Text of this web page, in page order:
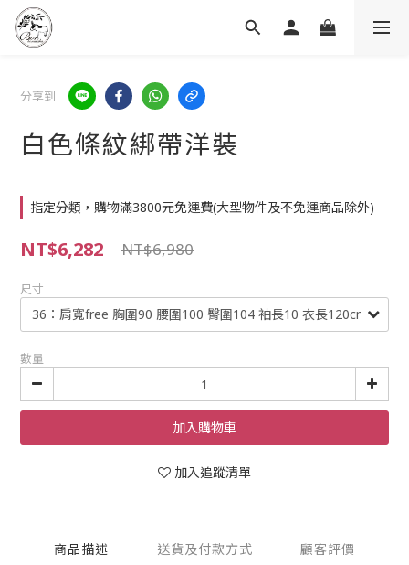
分享到
白色條紋綁帶洋裝
指定分類，購物滿3800元免運費(大型物件及不免運商品除外)
NT$6,282 NT$6,980
尺寸
數量
加入購物車
加入追蹤清單
商品描述 送貨及付款方式 顧客評價